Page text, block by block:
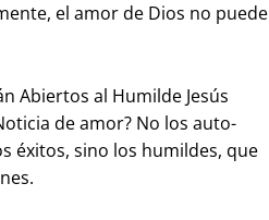
el amor de Dios no puede
Abiertos al Humilde Jesús
de amor? No los auto-
éxitos, sino los humildes, que